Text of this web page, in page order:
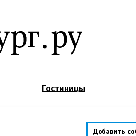
Гостиницы
Добавить